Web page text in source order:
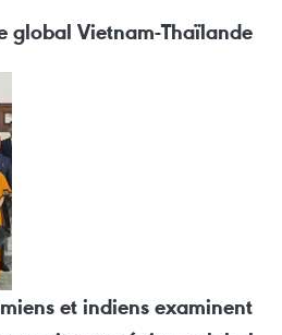
global Vietnam-Thaïlande
et indiens examinent